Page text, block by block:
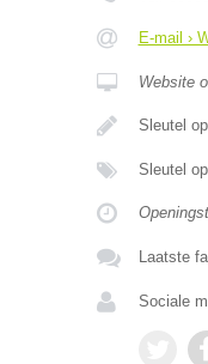
E-mail ›
Website
Sleutel
Sleutel
Laatste
Sociale